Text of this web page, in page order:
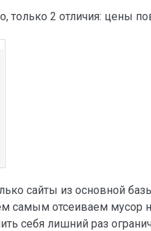
только 2 отличия: цены
сайты из основной
отсеиваем мусор
себя лишний раз